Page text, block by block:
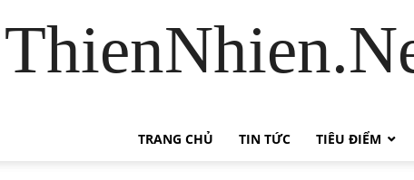
TRANG CHỦ TIN TỨC TIÊU ĐIỂM